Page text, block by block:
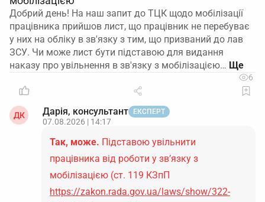
Добрий день! На наш запит до ТЦК щодо мобілізації
працівника прийшов лист, що працівник не перебуває
у них на обліку в зв'язку з тим, що призваний до лав
ЗСУ. Чи може лист бути підставою для видання
наказу про увільнення в зв'язку з мобілізацією…
6
ДК Дарія, консультант ЕКСПЕРТ
07.08.2026 | 14:17
Так, може. Підставою увільнити
працівника від роботи у зв’язку з
мобілізацією (ст. 119 КЗпП
https://zakon.rada.gov.ua/laws/show/322-